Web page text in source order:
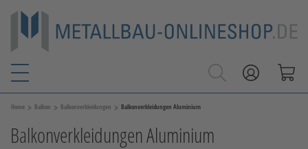
Home > Balkon > Balkonverkleidungen > Balkonverkleidungen Aluminium
Balkonverkleidungen Aluminium